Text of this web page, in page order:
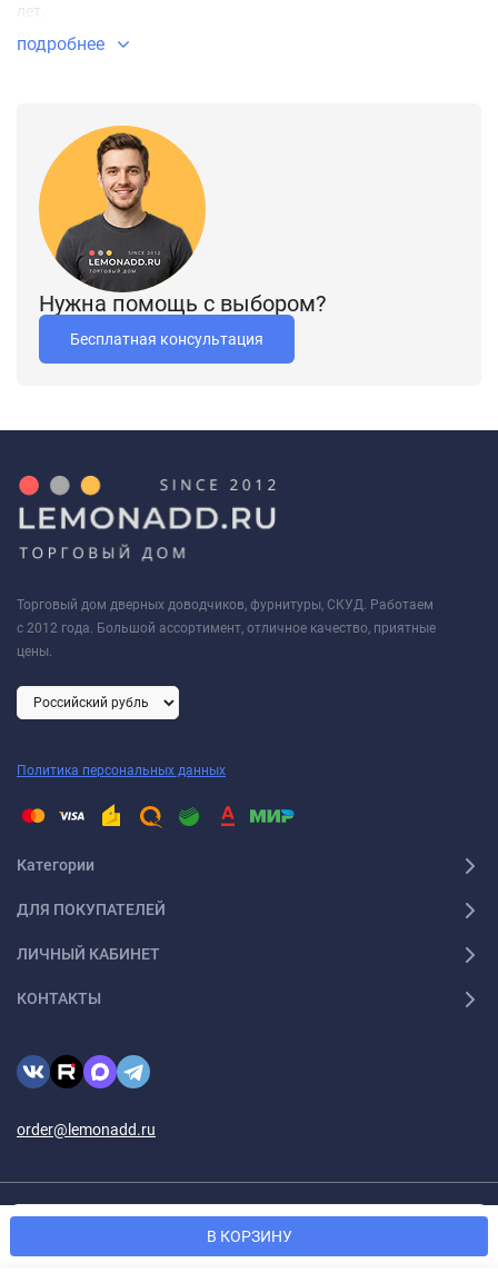
В КОРЗИНУ
лет.
подробнее
Нужна помощь с выбором?
Бесплатная консультация
Торговый дом дверных доводчиков, фурнитуры, СКУД. Работаем
с 2012 года. Большой ассортимент, отличное качество, приятные
цены.
Политика персональных данных
Категории
ДЛЯ ПОКУПАТЕЛЕЙ
ЛИЧНЫЙ КАБИНЕТ
КОНТАКТЫ
order@lemonadd.ru